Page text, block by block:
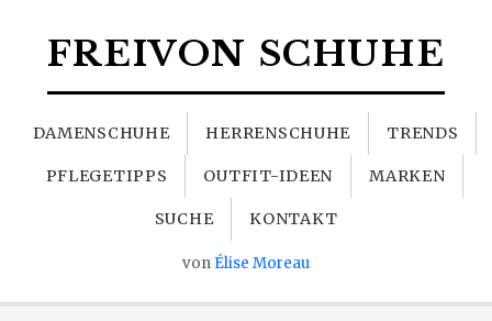
FREIVON SCHUHE
DAMENSCHUHE HERRENSCHUHE TRENDS
PFLEGETIPPS OUTFIT-IDEEN MARKEN
SUCHE KONTAKT
von Élise Moreau